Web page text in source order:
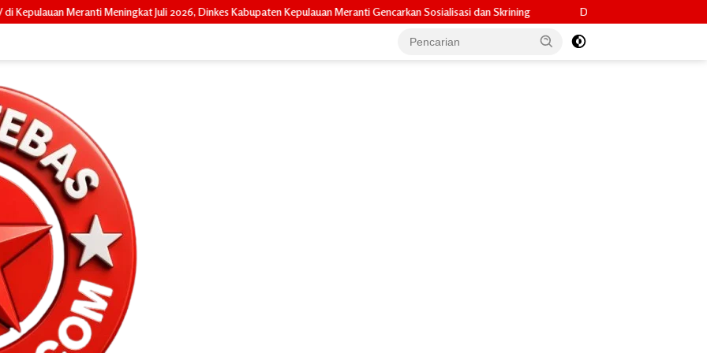
Juli 2026, Dinkes Kabupaten Kepulauan Meranti Gencarkan Sosialisasi dan Skrining Dorong Ekonomi Kerakyatan, Darsini Sosialisasi